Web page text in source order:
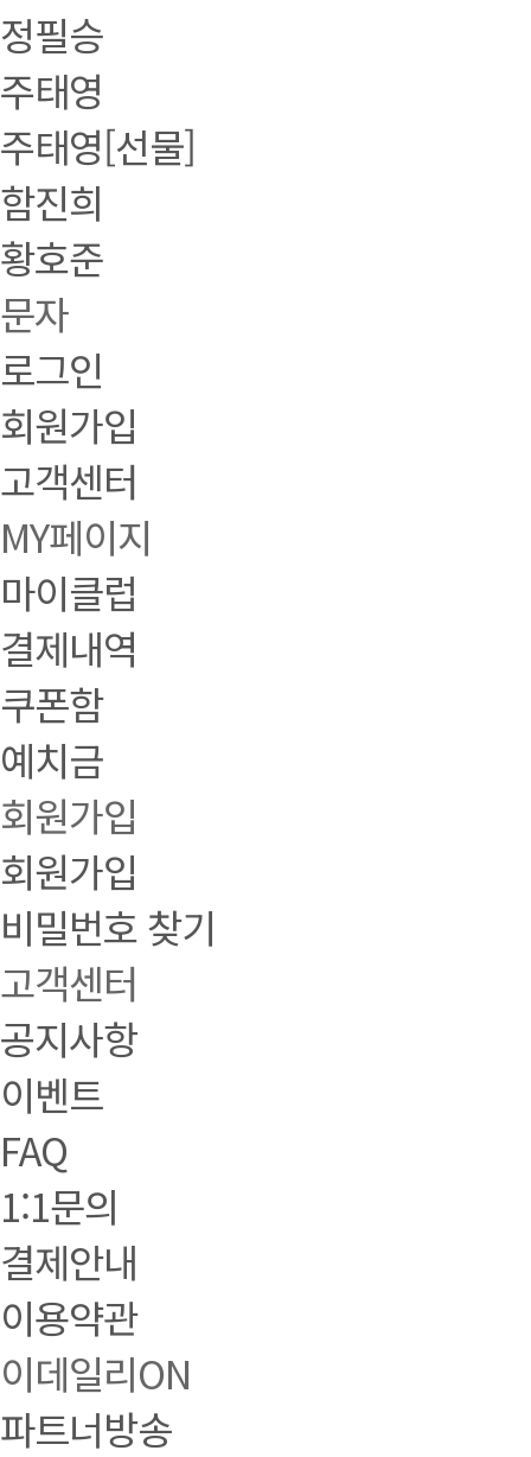
정필승
주태영
주태영[선물]
함진희
황호준
문자
로그인
회원가입
고객센터
MY페이지
마이클럽
결제내역
쿠폰함
예치금
회원가입
회원가입
비밀번호 찾기
고객센터
공지사항
이벤트
FAQ
1:1문의
결제안내
이용약관
이데일리ON
파트너방송